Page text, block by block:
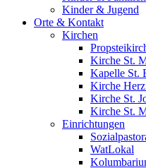
Kinder & Jugend
Orte & Kontakt
Kirchen
Kirche St.
Kapelle St.
Kirche
Kirche St.
Kirche St.
Einrichtungen
WatLokal